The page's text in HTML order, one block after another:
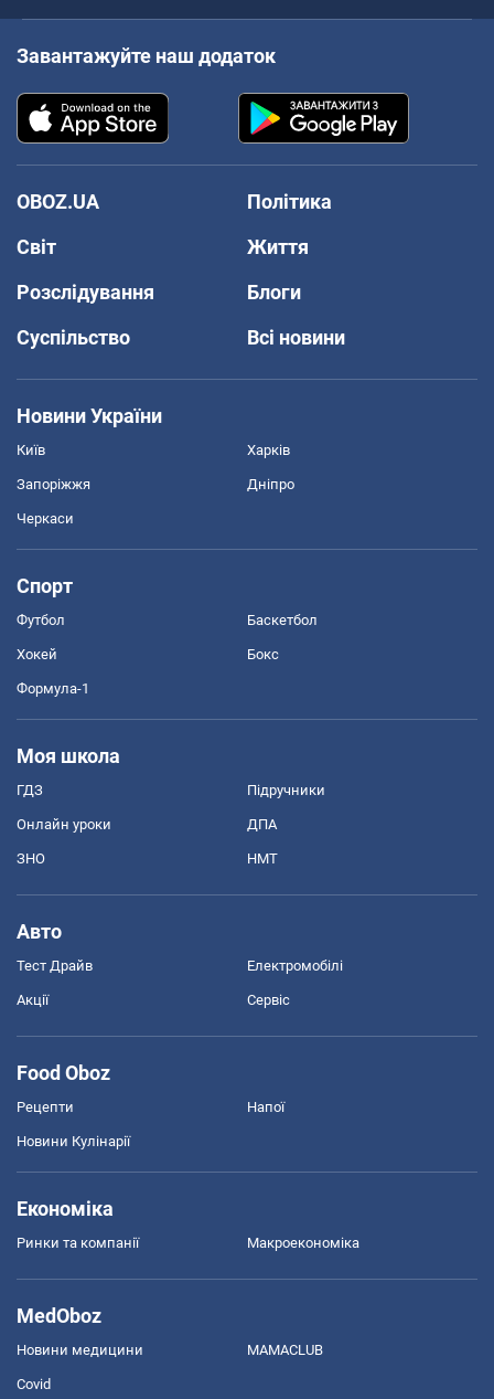
Завантажуйте наш додаток
OBOZ.UA
Політика
Світ
Життя
Розслідування
Блоги
Суспільство
Всі новини
Новини України
Київ Харків
Запоріжжя Дніпро
Черкаси
Спорт
Футбол Баскетбол
Хокей Бокс
Формула-1
Моя школа
ГДЗ Підручники
Онлайн уроки ДПА
ЗНО НМТ
Авто
Тест Драйв Електромобілі
Акції Сервіс
Food Oboz
Рецепти Напої
Новини Кулінарії
Економіка
Ринки та компанії Макроекономіка
MedOboz
Новини медицини MAMACLUB
Covid